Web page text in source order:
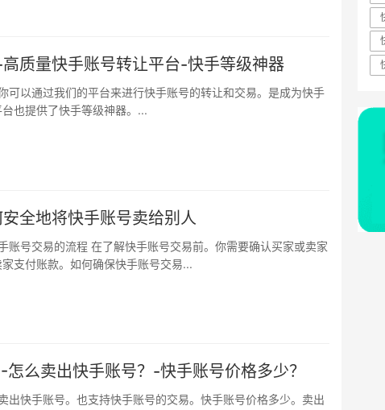
质量快手账号转让平台-快手等级神器
也提供了快手等级神器。...
全地将快手账号卖给别人
支付账款。如何确保快手账号交易...
么卖出快手账号？-快手账号价格多少？